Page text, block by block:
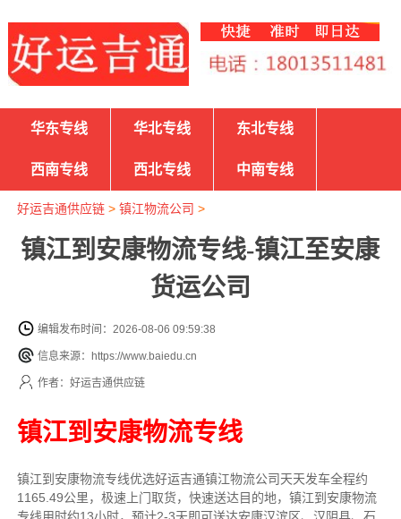
华东专线 华北专线 东北专线
西南专线 西北专线 中南专线
好运吉通供应链> 镇江物流公司 >
镇江到安康物流专线-镇江至安康
货运公司
编辑发布时间：2026-08-06 09:59:38
信息来源：https://www.baiedu.cn
作者：好运吉通供应链
镇江到安康物流专线
镇江到安康物流专线优选好运吉通镇江物流公司天天发车全程约
1165.49公里， 极速上门取货，快速送达目的地，镇江到安康物流
专线用时约13小时，预计2-3天即可送达安康汉滨区、汉阴县、石